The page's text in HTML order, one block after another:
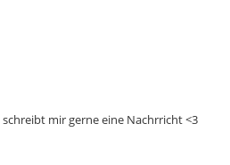
mir gerne eine Nachrricht <3